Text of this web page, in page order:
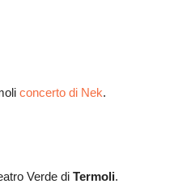
concerto di Nek.
Verde di Termoli.